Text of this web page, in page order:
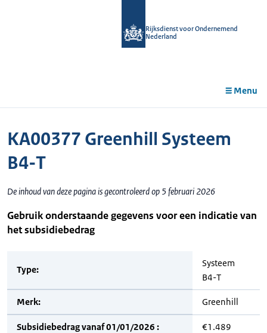
Rijksdienst voor Ondernemend
Nederland
Menu
KA00377 Greenhill Systeem
B4-T
De inhoud van deze pagina is gecontroleerd op 5 februari 2026
Gebruik onderstaande gegevens voor een indicatie van
het subsidiebedrag
Type:
Systeem
B4-T
Merk: Greenhill
Subsidiebedrag vanaf 01/01/2026 : €1.489